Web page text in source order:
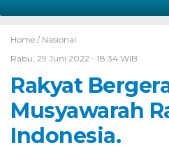
Home / Nasional
Rabu, 29 Juni 2022 - 18:34 WIB
Rakyat
Musyawarah
Indonesia.